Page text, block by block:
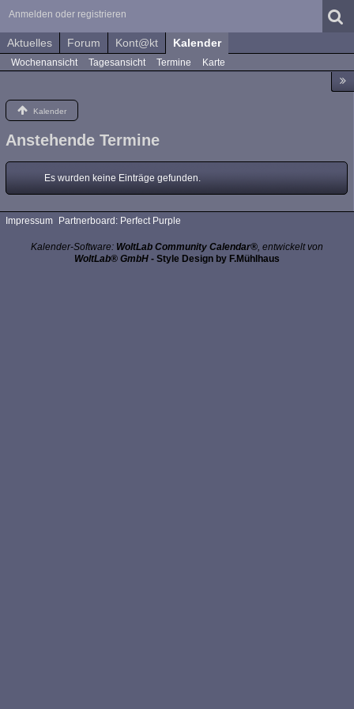
Anmelden oder registrieren
Aktuelles Forum Kont@kt Kalender
Wochenansicht Tagesansicht Termine Karte
Kalender
Anstehende Termine
Es wurden keine Einträge gefunden.
Impressum Partnerboard: Perfect Purple
Kalender-Software: WoltLab Community Calendar®, entwickelt von
WoltLab® GmbH